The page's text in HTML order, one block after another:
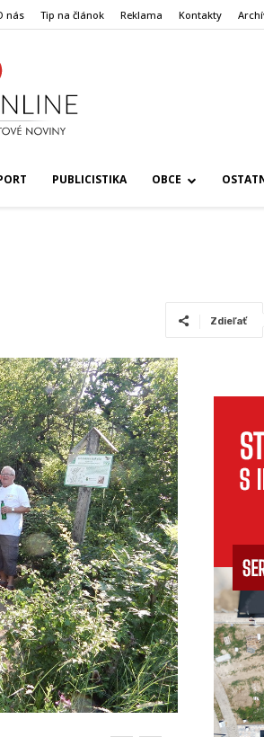
nás Tip na článok Reklama Kontakty
PUBLICISTIKA OBCE
Zdieľať